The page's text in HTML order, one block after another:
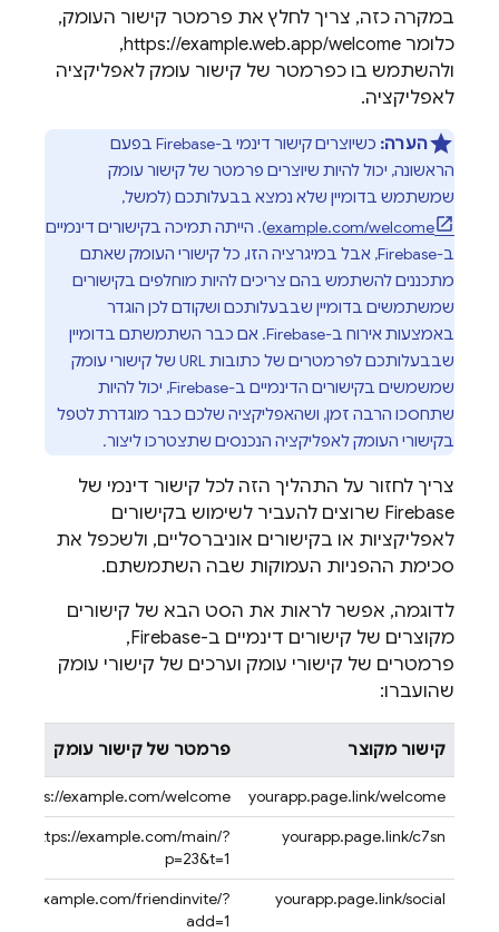
במקרה כזה, צריך לחלץ את פרמטר קישור העומק,
כלומר https://example.web.app/welcome,
ולהשתמש בו כפרמטר של קישור עומק לאפליקציה
לאפליקציה.
הערה:
כשיוצרים קישור דינמי ב-Firebase בפעם
הראשונה, יכול להיות שיוצרים פרמטר של קישור עומק
שמשתמש בדומיין שלא נמצא בבעלותכם (למשל,
example.com/welcome). הייתה תמיכה בקישורים דינמיים
ב-Firebase, אבל במיגרציה הזו, כל קישורי העומק שאתם
מתכננים להשתמש בהם צריכים להיות מוחלפים בקישורים
שמשתמשים בדומיין שבבעלותכם ושקודם לכן הוגדר
באמצעות אירוח ב-Firebase. אם כבר השתמשתם בדומיין
שבבעלותכם לפרמטרים של כתובות URL של קישורי עומק
שמשמשים בקישורים הדינמיים ב-Firebase, יכול להיות
שתחסכו הרבה זמן, ושהאפליקציה שלכם כבר מוגדרת לטפל
בקישורי העומק לאפליקציה הנכנסים שתצטרכו ליצור.
צריך לחזור על התהליך הזה לכל קישור דינמי של
Firebase שרוצים להעביר לשימוש בקישורים
לאפליקציות או בקישורים אוניברסליים, ולשכפל את
סכימת ההפניות העמוקות שבה השתמשתם.
לדוגמה, אפשר לראות את הסט הבא של קישורים
מקוצרים של קישורים דינמיים ב-Firebase,
פרמטרים של קישורי עומק וערכים של קישורי עומק
שהועברו:
קישור מקוצר פרמטר של קישור עומק
yourapp.page.link/welcome
https://example.com/welcome
yourapp.page.link/c7sn
https://example.com/main/?
p=23&t=1
yourapp.page.link/social
example.com/friendinvite/?
add=1